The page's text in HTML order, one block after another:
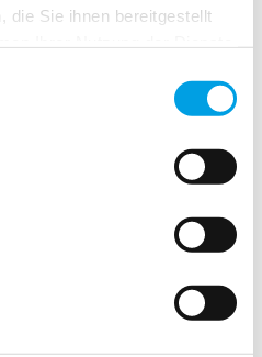
die Sie ihnen bereitgestellt